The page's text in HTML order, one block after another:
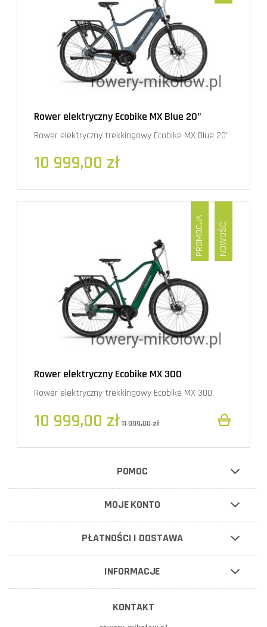
Rower elektryczny Ecobike MX Blue 20"
Rower elektryczny trekkingowy Ecobike MX Blue 20"
10 999,00 zł
Rower elektryczny Ecobike MX 300
Rower elektryczny trekkingowy Ecobike MX 300
10 999,00 zł11 999,00 zł
PROMOCJA NOWOŚĆ
POMOC
MOJE KONTO
PŁATNOŚCI I DOSTAWA
INFORMACJE
KONTAKT